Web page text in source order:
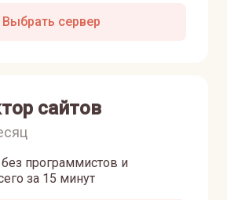
Выбрать сервер
сайтов
без программистов и
за 15 минут